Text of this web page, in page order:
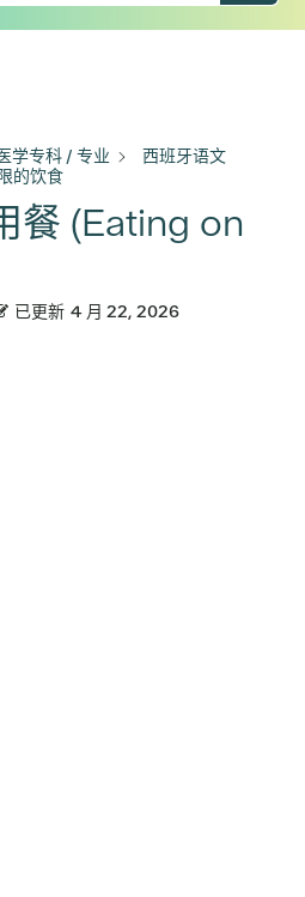
学专科 / 专业
西班牙语文
的饮食
餐 (Eating on
已更新 4 月 22, 2026